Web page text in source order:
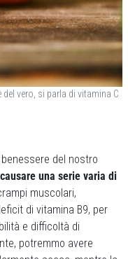
del vero, si parla di vitamina C
del nostro
una serie varia di
muscolari,
di vitamina B9, per
e difficoltà di
potremmo avere